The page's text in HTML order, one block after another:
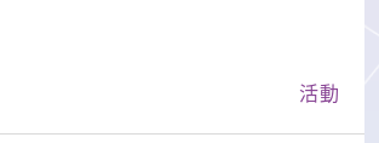
活動